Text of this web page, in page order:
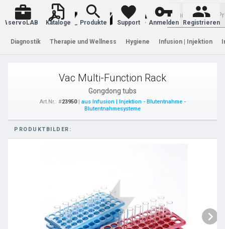
Warenkorb
servoLAB Kataloge Produkte Support Anmelden Registrieren
Diagnostik Therapie und Wellness Hygiene Infusion | Injektion
Vac Multi-Function Rack
Gongdong tubs
Art.Nr.: #23950| aus Infusion | Injektion - Blutentnahme -
Blutentnahmesysteme
PRODUKTBILDER: